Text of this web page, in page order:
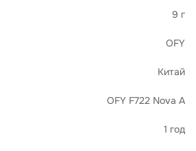
9 г
OFY
Китай
OFY F722 Nova A
1 год